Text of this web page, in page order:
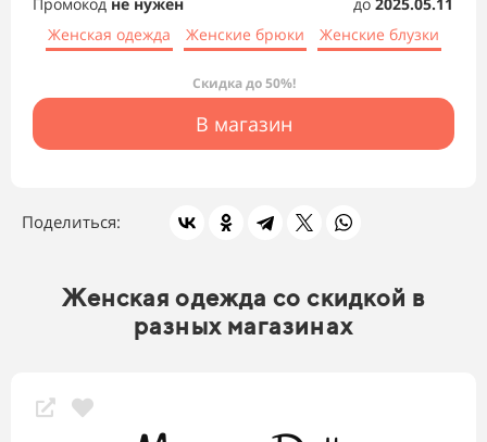
Женская одежда
Женские брюки Женские блузки
Скидка до 50%!
В магазин
Поделиться:
Женская одежда со скидкой в
разных магазинах